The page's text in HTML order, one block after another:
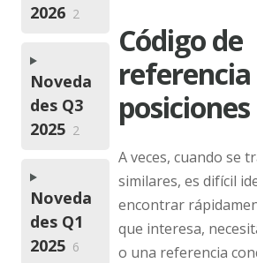
Código de
referencia
posiciones
A veces, cuando se
similares, es difícil
encontrar
que interesa,
o una referencia
2026 2
Noveda
des Q3
2025 2
Noveda
des Q1
2025 6